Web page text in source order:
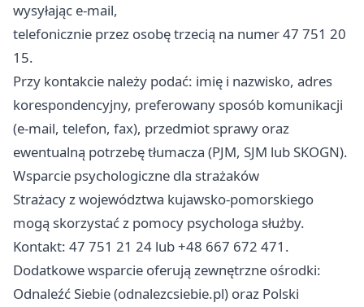
wysyłając e-mail,
telefonicznie przez osobę trzecią na numer 47 751 20
15.
Przy kontakcie należy podać: imię i nazwisko, adres
korespondencyjny, preferowany sposób komunikacji
(e-mail, telefon, fax), przedmiot sprawy oraz
ewentualną potrzebę tłumacza (PJM, SJM lub SKOGN).
Wsparcie psychologiczne dla strażaków
Strażacy z województwa kujawsko-pomorskiego
mogą skorzystać z pomocy psychologa służby.
Kontakt: 47 751 21 24 lub +48 667 672 471.
Dodatkowe wsparcie oferują zewnętrzne ośrodki:
Odnaleźć Siebie (odnalezcsiebie.pl) oraz Polski